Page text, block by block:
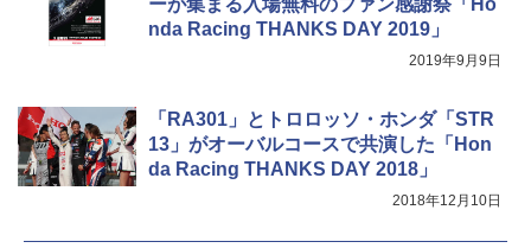
ーが集まる入場無料のファン感謝祭「Ho
nda Racing THANKS DAY 2019」
2019年9月9日
「RA301」とトロロッソ・ホンダ「STR
13」がオーバルコースで共演した「Hon
da Racing THANKS DAY 2018」
2018年12月10日